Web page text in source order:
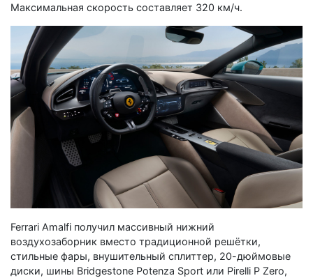
Максимальная скорость составляет 320 км/ч.
Ferrari Amalfi получил массивный нижний
воздухозаборник вместо традиционной решётки,
стильные фары, внушительный сплиттер, 20-дюймовые
диски, шины Bridgestone Potenza Sport или Pirelli P Zero,